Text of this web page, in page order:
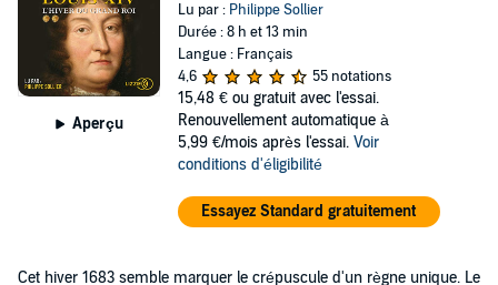
Aperçu
Lu par : Philippe Sollier
Durée : 8 h et 13 min
Langue : Français
4,6
55 notations
15,48 € ou gratuit avec l'essai.
Renouvellement automatique à
5,99 €/mois après l'essai. Voir
conditions d'éligibilité
Essayez Standard gratuitement
Cet hiver 1683 semble marquer le crépuscule d'un règne unique. Le